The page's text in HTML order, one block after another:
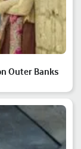
Outer Banks